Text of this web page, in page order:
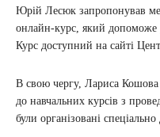
Юрій Лесюк запропонував
онлайн-курс, який допоможе
Курс доступний на сайті
В свою чергу, Лариса Кошова
до навчальних курсів з
були організовані